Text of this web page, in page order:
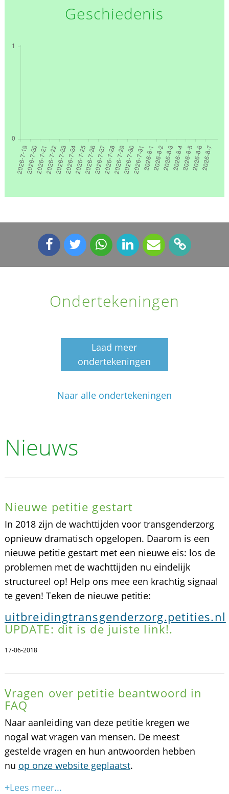
Geschiedenis
Ondertekeningen
Laad meer
ondertekeningen
Naar alle ondertekeningen
Nieuws
Nieuwe petitie gestart
In 2018 zijn de wachttijden voor transgenderzorg
opnieuw dramatisch opgelopen. Daarom is een
nieuwe petitie gestart met een nieuwe eis: los de
problemen met de wachttijden nu eindelijk
structureel op! Help ons mee een krachtig signaal
te geven! Teken de nieuwe petitie:
uitbreidingtransgenderzorg.petities.nl
UPDATE: dit is de juiste link!.
17-06-2018
Vragen over petitie beantwoord in
FAQ
Naar aanleiding van deze petitie kregen we
nogal wat vragen van mensen. De meest
gestelde vragen en hun antwoorden hebben
nu op onze website geplaatst.
+Lees meer...